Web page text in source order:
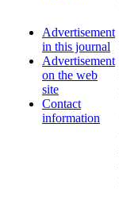
Advertisement
in this journal
Advertisement
on the web
site
Contact
information